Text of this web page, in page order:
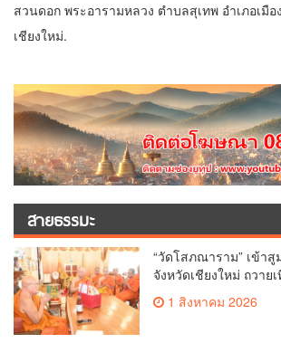
สวนดอก พระอารามหลวง ตำบลสุเทพ อำเภอเมือ
เชียงใหม่.
สายธรรมะ
“วัดโสภณาราม” เข้า
จังหวัดเชียงใหม่ ถวาย
1 สิงหาคม 2026